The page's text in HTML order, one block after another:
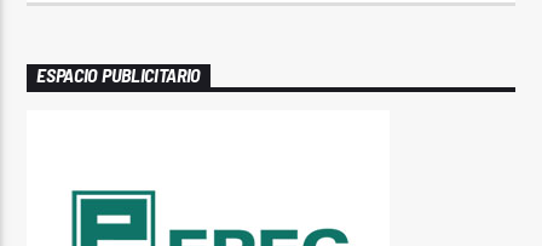
ESPACIO PUBLICITARIO